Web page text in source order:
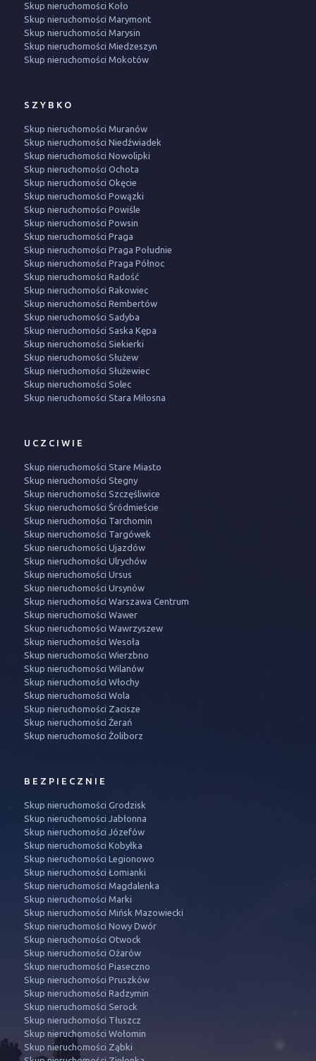
Skup nieruchomości Koło
Skup nieruchomości Marymont
Skup nieruchomości Marysin
Skup nieruchomości Miedzeszyn
Skup nieruchomości Mokotów
SZYBKO
Skup nieruchomości Muranów
Skup nieruchomości Niedźwiadek
Skup nieruchomości Nowolipki
Skup nieruchomości Ochota
Skup nieruchomości Okęcie
Skup nieruchomości Powązki
Skup nieruchomości Powiśle
Skup nieruchomości Powsin
Skup nieruchomości Praga
Skup nieruchomości Praga Południe
Skup nieruchomości Praga Północ
Skup nieruchomości Radość
Skup nieruchomości Rakowiec
Skup nieruchomości Rembertów
Skup nieruchomości Sadyba
Skup nieruchomości Saska Kępa
Skup nieruchomości Siekierki
Skup nieruchomości Służew
Skup nieruchomości Służewiec
Skup nieruchomości Solec
Skup nieruchomości Stara Miłosna
UCZCIWIE
Skup nieruchomości Stare Miasto
Skup nieruchomości Stegny
Skup nieruchomości Szczęśliwice
Skup nieruchomości Śródmieście
Skup nieruchomości Tarchomin
Skup nieruchomości Targówek
Skup nieruchomości Ujazdów
Skup nieruchomości Ulrychów
Skup nieruchomości Ursus
Skup nieruchomości Ursynów
Skup nieruchomości Warszawa Centrum
Skup nieruchomości Wawer
Skup nieruchomości Wawrzyszew
Skup nieruchomości Wesoła
Skup nieruchomości Wierzbno
Skup nieruchomości Wilanów
Skup nieruchomości Włochy
Skup nieruchomości Wola
Skup nieruchomości Zacisze
Skup nieruchomości Żerań
Skup nieruchomości Żoliborz
BEZPIECZNIE
Skup nieruchomości Grodzisk
Skup nieruchomości Jabłonna
Skup nieruchomości Józefów
Skup nieruchomości Kobyłka
Skup nieruchomości Legionowo
Skup nieruchomości Łomianki
Skup nieruchomości Magdalenka
Skup nieruchomości Marki
Skup nieruchomości Mińsk Mazowiecki
Skup nieruchomości Nowy Dwór
Skup nieruchomości Otwock
Skup nieruchomości Ożarów
Skup nieruchomości Piaseczno
Skup nieruchomości Pruszków
Skup nieruchomości Radzymin
Skup nieruchomości Serock
Skup nieruchomości Tłuszcz
Skup nieruchomości Wołomin
Skup nieruchomości Ząbki